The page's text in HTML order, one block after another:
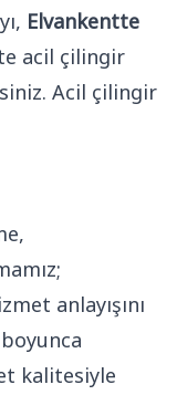
Elvankentte
acil çilingir
Acil çilingir
anlayışını
kalitesiyle